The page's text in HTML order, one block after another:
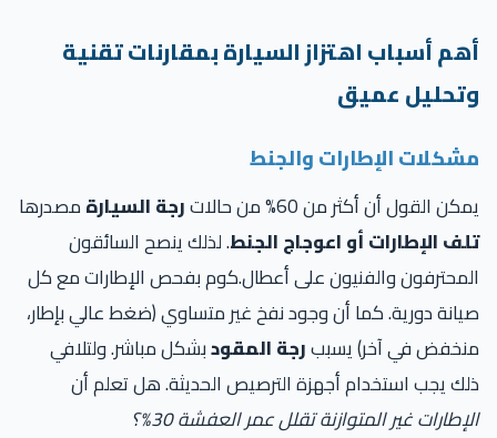
أسباب اهتزاز السيارة بمقارنات تقنية
عميق
الإطارات والجنط
القول أن أكثر من 60% من حالات رجة السيارةمصدرها
الإطارات أو اعوجاج الجنط. لذلك ينصح السائقون
والفنيون على أعطال.كوم بفحص الإطارات مع كل
دورية. كما أن وجود نفخ غير متساوي (ضغط عالي بإطار،
في آخر) يسببرجة المقودبشكل مباشر. ولتلافي
يجب استخدام أجهزة الترصيص الحديثة. هل تعلم أن
غير المتوازنة تقلل عمر العفشة 30%؟